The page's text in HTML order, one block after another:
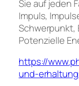
Sie auf jeden
Impuls,
Schwerpunkt,
Potenzielle
https://
und-